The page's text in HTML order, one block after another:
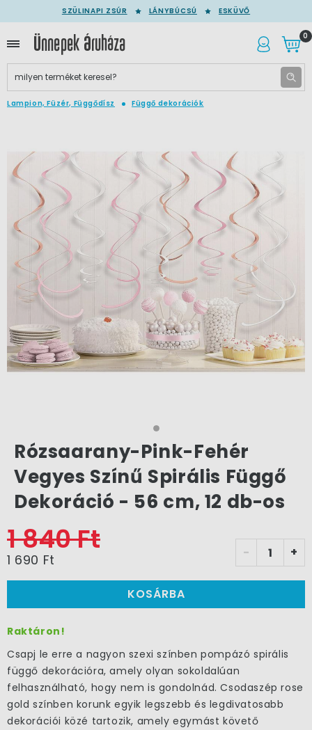
SZÜLINAPI ZSÚR LÁNYBÚCSÚ ESKÜVŐ
0
Lampion, Füzér, Függődísz Függő dekorációk
Rózsaarany-Pink-Fehér
Vegyes Színű Spirális Függő
Dekoráció - 56 cm, 12 db-os
1 840 Ft
1 690 Ft - +
KOSÁRBA
Raktáron!
Csapj le erre a nagyon szexi színben pompázó spirális
függő dekorációra, amely olyan sokoldalúan
felhasználható, hogy nem is gondolnád. Csodaszép rose
gold színben korunk egyik legszebb és legdivatosabb
dekorációi közé tartozik, amely egymást követő